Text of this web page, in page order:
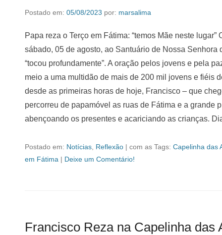
Postado em: 05/08/2023 por: marsalima
Papa reza o Terço em Fátima: “temos Mãe neste
sábado, 05 de agosto, ao Santuário de Nossa
“tocou profundamente”. A oração pelos jovens e pela
meio a uma multidão de mais de 200 mil jovens e fiéis
desde as primeiras horas de hoje, Francisco – que
percorreu de papamóvel as ruas de Fátima e a grande
abençoando os presentes e acariciando as crianças.
Postado em: Notícias Reflexão | com as Tags: Capelinha das
em Fátima | Deixe um Comentário!
Francisco Reza na Capelinha das